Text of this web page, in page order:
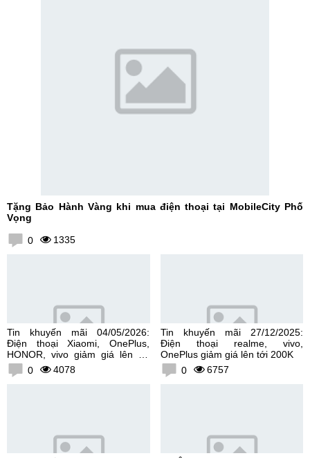
Tặng Bảo Hành Vàng khi mua điện thoại tại MobileCity Phố
Vọng
0 1335
Tin khuyến mãi 04/05/2026:
Điện thoại Xiaomi, OnePlus,
HONOR, vivo giảm giá lên tới
300K0 4078
Tin khuyến mãi 27/12/2025:
Điện thoại realme, vivo,
OnePlus giảm giá lên tới 200K
0
6757